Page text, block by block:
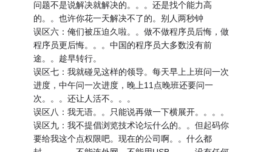
问题不是说解决就解决的。。。还是找个能力高
的。。也许你花一天解决不了的。别人两秒钟
误区六：俺们被压迫久啦。。做不做程序员后悔，做
程序员更后悔。。。中国的程序员大多数没有前
途。。趁早转行。
误区七：我就碰见这样的领导。每天早上上班问一次
进度，中午问一次进度，晚上11点晚班还要问一
次。。。还让人活不。。。
误区八：我无语。。只能说再做一下横展开。。。。
误区九：我不提倡浏览技术论坛什么的。。但起码你
要给我这个点权限吧。现在的公司啊。。什么都